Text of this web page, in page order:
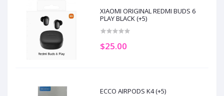
XIAOMI ORIGINAL REDMI BUDS 6
PLAY BLACK (+5)
$25.00
ECCO AIRPODS K4 (+5)